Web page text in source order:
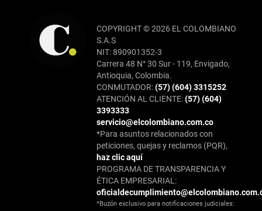
COPYRIGHT © 2026 EL COLOMBIANO
S.A.S
NIT: 890901352-3
Carrera 48 N° 30 Sur - 119, Envigado,
Antioquia, Colombia.
CONMUTADOR:(57) (604) 3315252
ATENCIÓN AL CLIENTE:(57) (604)
3393333
servicio@elcolombiano.com.co
*Para asuntos relacionados con
peticiones, quejas y reclamos (PQR),
haz clic aquí
PROGRAMA DE TRANSPARENCIA Y
ÉTICA EMPRESARIAL:
*Buzón exclusivo para notificaciones judiciales: